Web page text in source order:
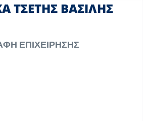
ΤΣΕΤΗΣ ΒΑΣΙΛΗΣ
ΕΠΙΧΕΙΡΗΣΗΣ